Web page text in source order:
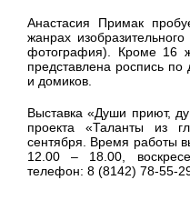
Анастасия Примак
жанрах
фотография). Кроме 16
представлена роспись
и домиков.
Выставка «Души приют,
проекта «Таланты из
сентября. Время работы
12.00 – 18.00,
телефон: 8 (8142) 78-55-